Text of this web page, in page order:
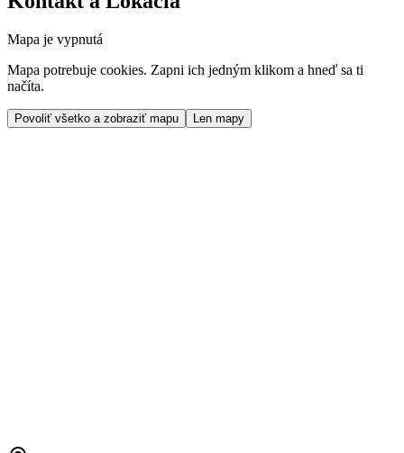
Mapa je vypnutá
Mapa potrebuje cookies. Zapni ich jedným klikom a hneď sa ti
načíta.
Povoliť všetko a zobraziť mapu Len mapy